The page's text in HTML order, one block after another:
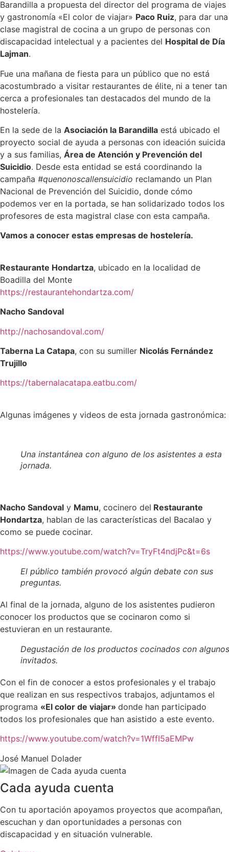
Barandilla a propuesta del director del programa de viajes
y gastronomía «El color de viajar» Paco Ruiz, para dar una
clase magistral de cocina a un grupo de personas con
discapacidad intelectual y a pacientes del Hospital de Día
Lajman.
Fue una mañana de fiesta para un público que no está
acostumbrado a visitar restaurantes de élite, ni a tener tan
cerca a profesionales tan destacados del mundo de la
hostelería.
En la sede de la Asociación la Barandilla está ubicado el
proyecto social de ayuda a personas con ideación suicida
y a sus familias, Área de Atención y Prevención del
Suicidio. Desde esta entidad se está coordinando la
campaña #quenonoscallensuicidio reclamando un Plan
Nacional de Prevención del Suicidio, donde cómo
podemos ver en la portada, se han solidarizado todos los
profesores de esta magistral clase con esta campaña.
Vamos a conocer estas empresas de hostelería.
Restaurante Hondartza, ubicado en la localidad de
Boadilla del Monte
https://restaurantehondartza.com/
Nacho Sandoval
http://nachosandoval.com/
Taberna La Catapa, con su sumiller Nicolás Fernández
Trujillo
https://tabernalacatapa.eatbu.com/
Algunas imágenes y videos de esta jornada gastronómica:
Una instantánea con alguno de los asistentes a esta
jornada.
Nacho Sandoval y Mamu, cocinero del Restaurante
Hondartza, hablan de las características del Bacalao y
como se puede cocinar.
https://www.youtube.com/watch?v=TryFt4ndjPc&t=6s
El público también provocó algún debate con sus
preguntas.
Al final de la jornada, alguno de los asistentes pudieron
conocer los productos que se cocinaron como si
estuvieran en un restaurante.
Degustación de los productos cocinados con algunos
invitados.
Con el fin de conocer a estos profesionales y el trabajo
que realizan en sus respectivos trabajos, adjuntamos el
programa «El color de viajar» donde han participado
todos los profesionales que han asistido a este evento.
https://www.youtube.com/watch?v=1WffI5aEMPw
José Manuel Dolader
Cada ayuda cuenta
Con tu aportación apoyamos proyectos que acompañan,
escuchan y dan oportunidades a personas con
discapacidad y en situación vulnerable.